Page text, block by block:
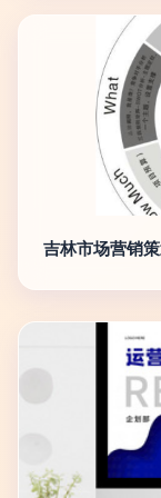
吉林市场营销